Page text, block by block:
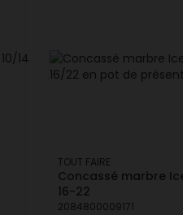
TOUT FAIRE
Concassé marbre
16-22
2084800009171